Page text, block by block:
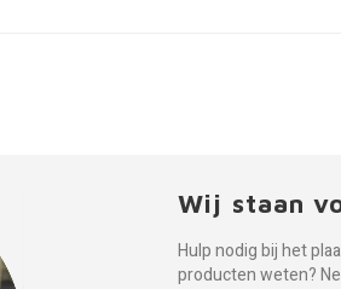
Wij staan
Hulp nodig bij het
producten weten?